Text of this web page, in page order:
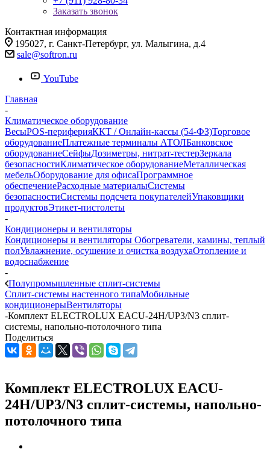
Заказать звонок
Контактная информация
195027, г. Санкт-Петербург, ул. Малыгина, д.4
sale@softron.ru
YouTube
Главная
-
Климатическое оборудование
ВесыPOS-периферияККТ / Онлайн-кассы (54-ФЗ)Торговое
оборудованиеПлатежные терминалы АТОЛБанковское
оборудованиеСейфыДозиметры, нитрат-тестерЗеркала
безопасностиКлиматическое оборудованиеМеталлическая
мебельОборудование для офисаПрограммное
обеспечениеРасходные материалыСистемы
безопасностиСистемы подсчета покупателейУпаковщики
продуктовЭтикет-пистолеты
-
Кондиционеры и вентиляторы
Кондиционеры и вентиляторы Обогреватели, камины, теплый
полУвлажнение, осушение и очистка воздухаОтопление и
водоснабжение
-
Полупромышленные сплит-системы
Сплит-системы настенного типаМобильные
кондиционерыВентиляторы
-Комплект ELECTROLUX EACU-24H/UP3/N3 сплит-
системы, напольно-потолочного типа
Поделиться
Комплект ELECTROLUX EACU-
24H/UP3/N3 сплит-системы, напольно-
потолочного типа